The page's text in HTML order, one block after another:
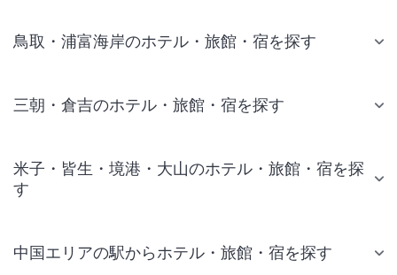
鳥取・浦富海岸のホテル・旅館・宿を探す
三朝・倉吉のホテル・旅館・宿を探す
米子・皆生・境港・大山のホテル・旅館・宿を探
す
中国エリアの駅からホテル・旅館・宿を探す